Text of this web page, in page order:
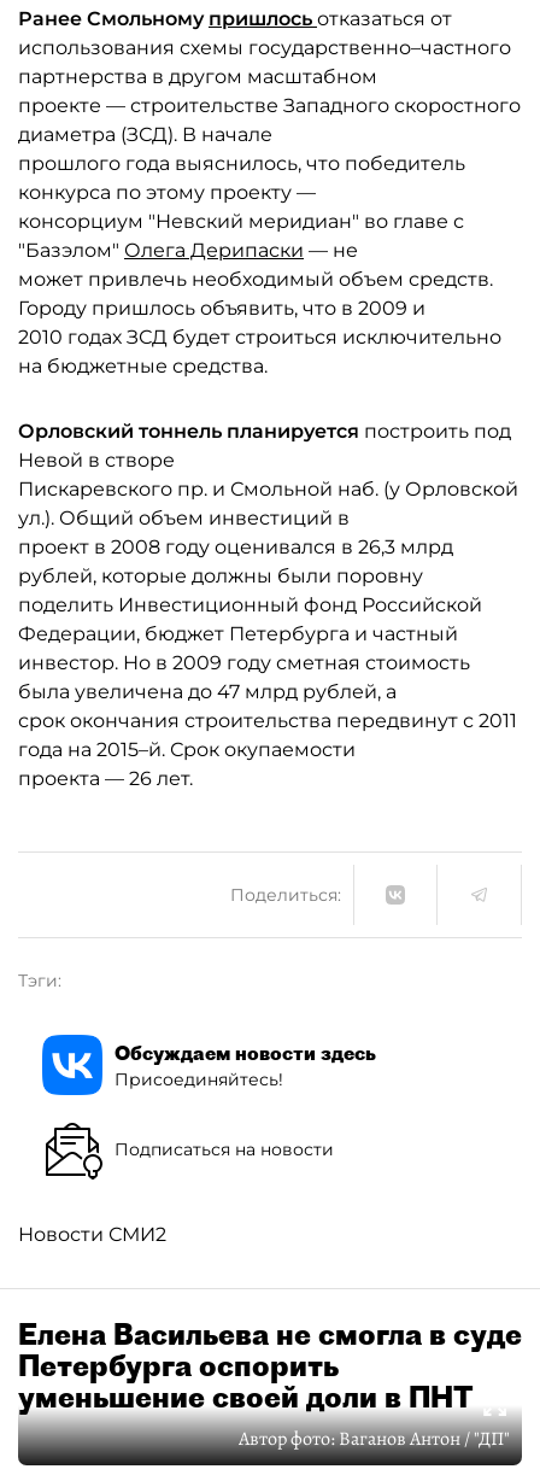
Ранее Смольному пришлось отказаться от
использования схемы государственно–частного
партнерства в другом масштабном
проекте — строительстве Западного скоростного
диаметра (ЗСД). В начале
прошлого года выяснилось, что победитель
конкурса по этому проекту —
консорциум "Невский меридиан" во главе с
"Базэлом" Олега Дерипаски — не
может привлечь необходимый объем средств.
Городу пришлось объявить, что в 2009 и
2010 годах ЗСД будет строиться исключительно
на бюджетные средства.
Орловский тоннель планируется построить под
Невой в створе
Пискаревского пр. и Смольной наб. (у Орловской
ул.). Общий объем инвестиций в
проект в 2008 году оценивался в 26,3 млрд
рублей, которые должны были поровну
поделить Инвестиционный фонд Российской
Федерации, бюджет Петербурга и частный
инвестор. Но в 2009 году сметная стоимость
была увеличена до 47 млрд рублей, а
срок окончания строительства передвинут с 2011
года на 2015–й. Срок окупаемости
проекта — 26 лет.
Поделиться:
Тэги:
Обсуждаем новости здесь
Присоединяйтесь!
Подписаться на новости
Новости СМИ2
Елена Васильева не смогла в суде
Петербурга оспорить
уменьшение своей доли в ПНТ
Автор фото:Ваганов Антон / "ДП"